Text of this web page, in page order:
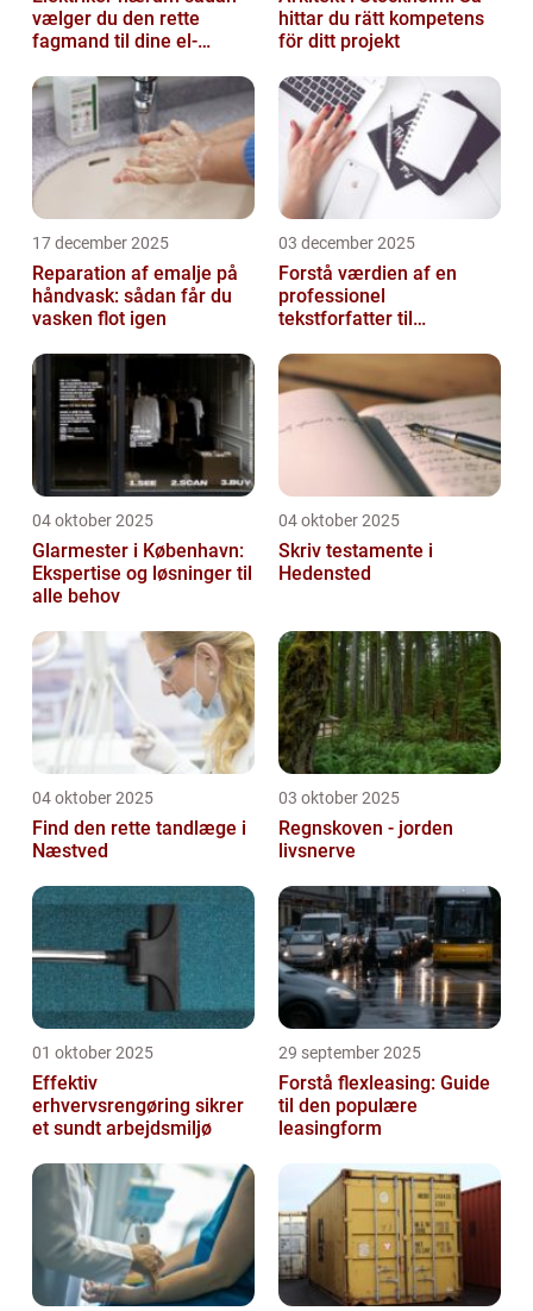
vælger du den rette
fagmand til dine el-
hittar du rätt kompetens
för ditt projekt
17 december 2025
Reparation af emalje på
håndvask: sådan får du
vasken flot igen
03 december 2025
Forstå værdien af en
professionel
tekstforfatter til
04 oktober 2025
Glarmester i København:
Ekspertise og løsninger til
alle behov
04 oktober 2025
Skriv testamente i
Hedensted
04 oktober 2025
Find den rette tandlæge i
Næstved
03 oktober 2025
Regnskoven - jorden
livsnerve
01 oktober 2025
Effektiv
erhvervsrengøring sikrer
et sundt arbejdsmiljø
29 september 2025
Forstå flexleasing: Guide
til den populære
leasingform